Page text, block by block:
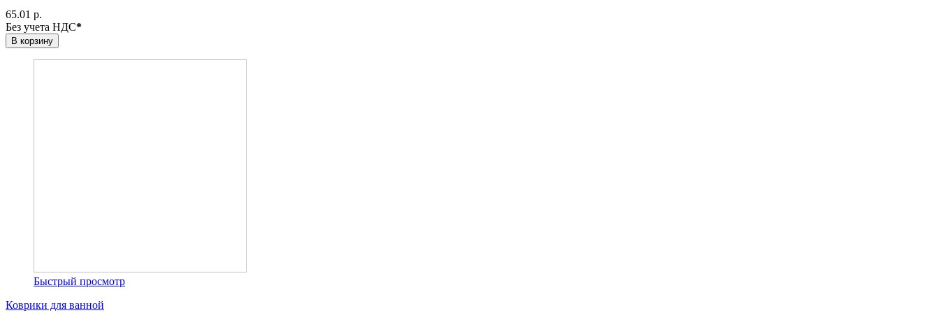
65.01 р.
Без учета НДС*
В корзину
Быстрый просмотр
Коврики для ванной